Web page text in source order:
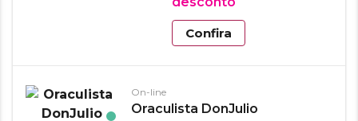
Confira
On-line
Oraculista DonJulio